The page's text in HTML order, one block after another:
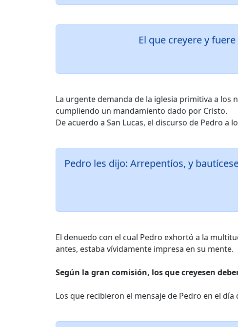
El que creyere y
La urgente demanda de la iglesia primitiva a
cumpliendo un mandamiento dado por Cristo.
De acuerdo a San Lucas, el discurso de Pedro
Pedro les dijo: Arrepentíos, y
El denuedo con el cual Pedro exhortó a la
antes, estaba vívidamente impresa en su mente.
Según la gran comisión, los que creyesen
Los que recibieron el mensaje de Pedro en el